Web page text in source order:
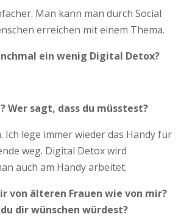
Man kann man durch Social
erreichen mit einem Thema.
ein wenig Digital Detox?
Wer sagt, dass du müsstest?
Ich lege immer wieder das Handy für
weg. Digital Detox wird
auch am Handy arbeitet.
von älteren Frauen wie von mir?
dir wünschen würdest?